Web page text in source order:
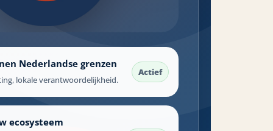
Nederlandse grenzen
lokale verantwoordelijkheid.
Actief
ecosysteem